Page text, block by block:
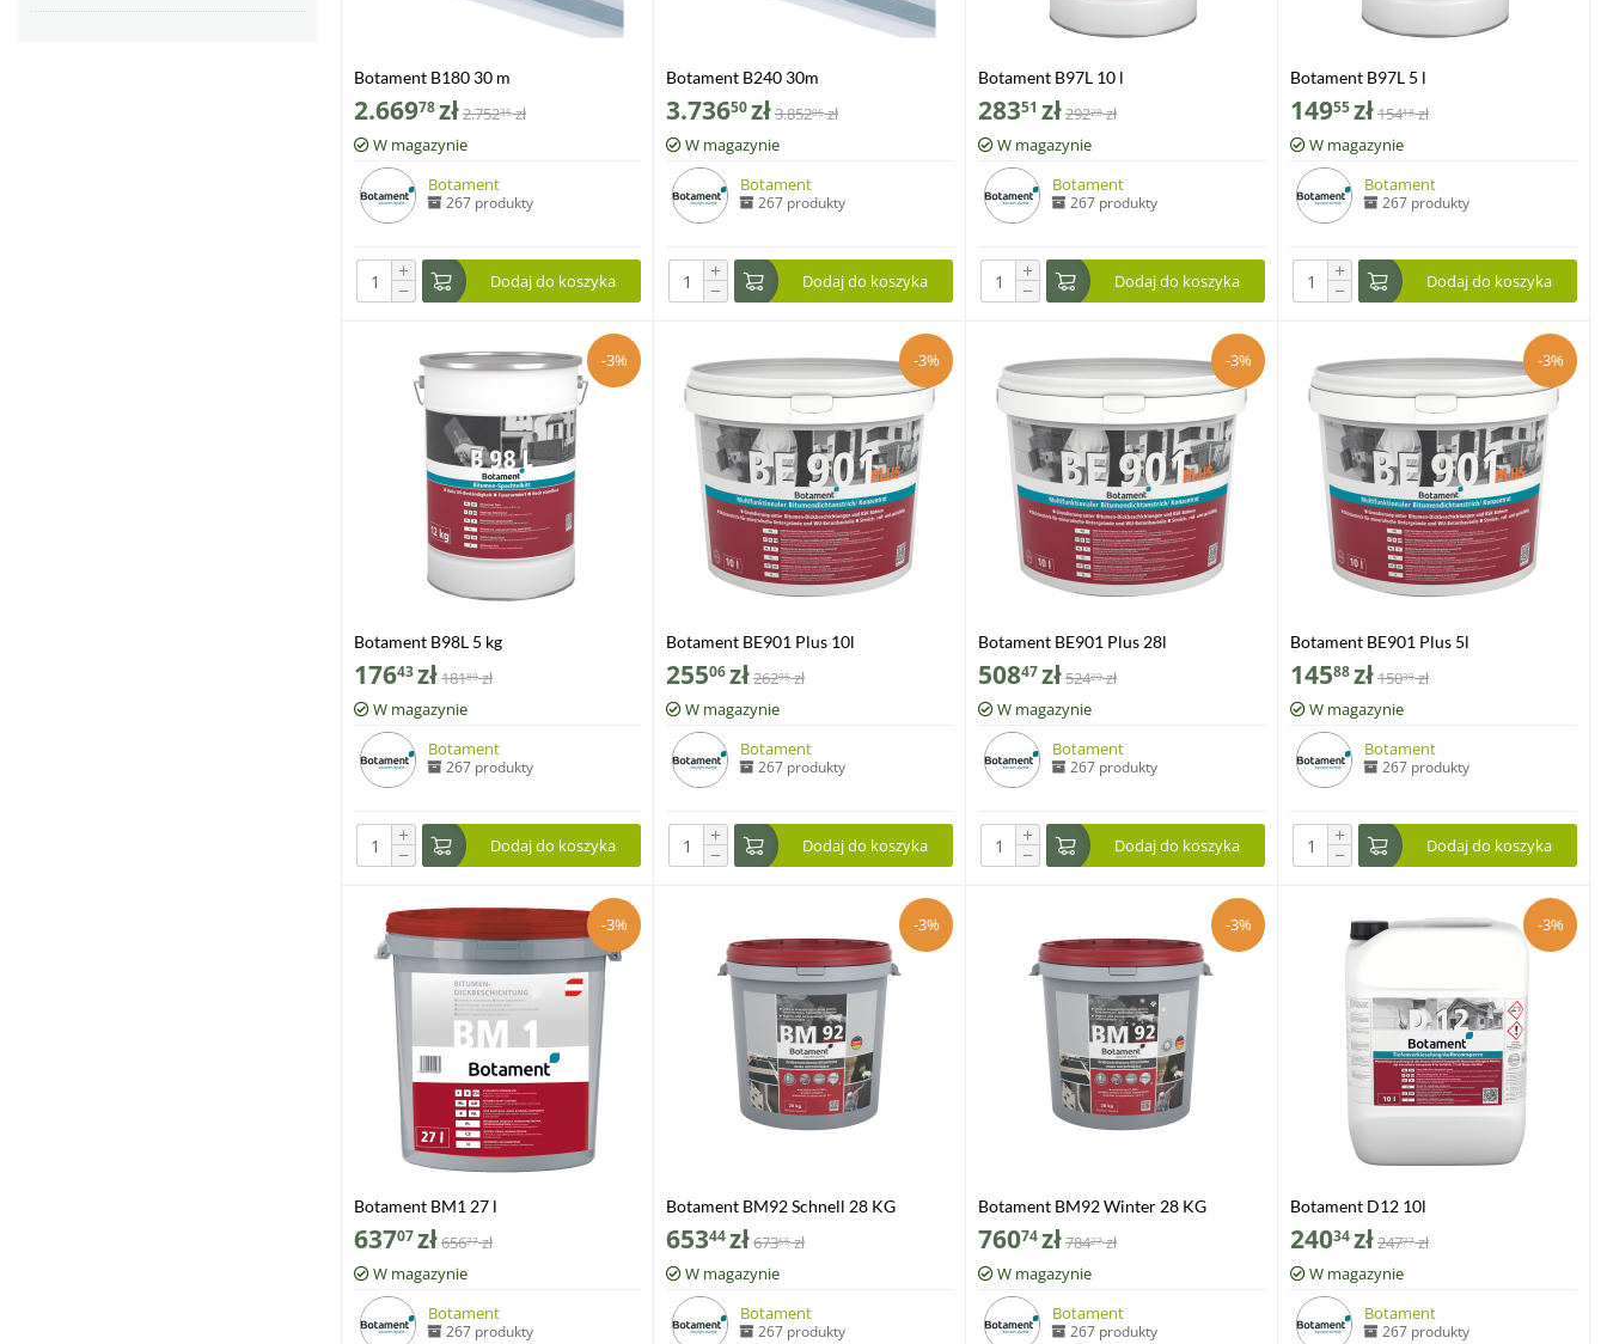
Botament B180 30 m
2.66978zł2.75235 zł
W magazynie
Botament
267 produkty
+
− Dodaj do koszyka
Botament B240 30m
3.73650zł3.85206 zł
W magazynie
Botament
267 produkty
+
− Dodaj do koszyka
Botament B97L 10 l
28351 zł29228 zł
W magazynie
Botament
267 produkty
+
− Dodaj do koszyka
Botament B97L 5 l
14955zł15418 zł
W magazynie
Botament
267 produkty
+
− Dodaj do koszyka
-3%
Botament B98L 5 kg
17643zł18189 zł
W magazynie
Botament
267 produkty
+
− Dodaj do koszyka
-3%
Botament BE901 Plus 10l
25506zł26295 zł
W magazynie
Botament
267 produkty
+
− Dodaj do koszyka
-3%
Botament BE901 Plus 28l
50847zł52420 zł
W magazynie
Botament
267 produkty
+
− Dodaj do koszyka
-3%
Botament BE901 Plus 5l
14588zł15039 zł
W magazynie
Botament
267 produkty
+
− Dodaj do koszyka
-3%
Botament BM1 27 l
63707zł65677 zł
W magazynie
Botament
267 produkty
-3%
Botament BM92 Schnell 28 KG
65344zł67365 zł
W magazynie
Botament
267 produkty
-3%
Botament BM92 Winter 28 KG
76074zł78427 zł
W magazynie
Botament
267 produkty
-3%
Botament D12 10l
24034zł24777 zł
W magazynie
Botament
267 produkty